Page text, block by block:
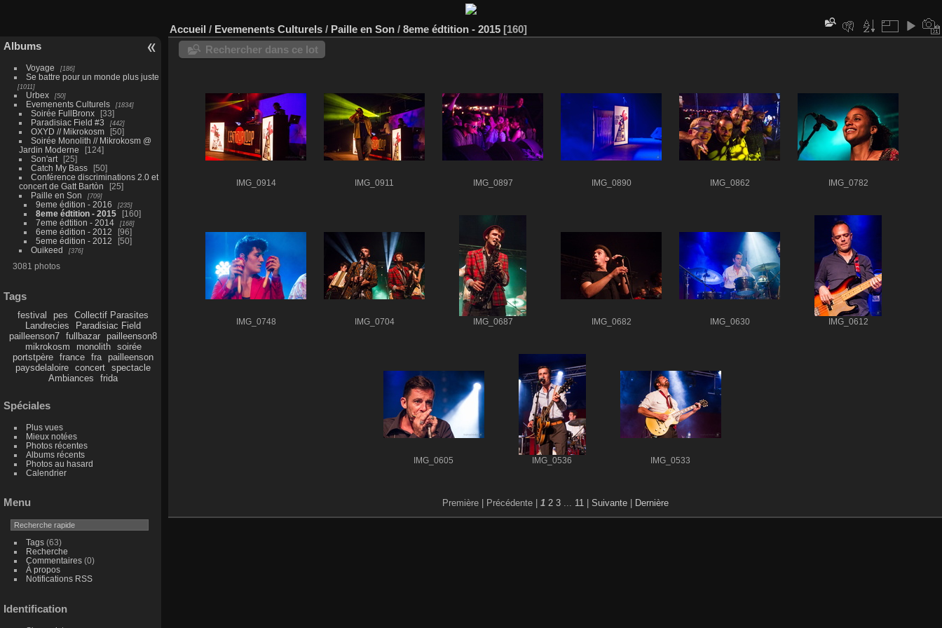
Albums
Voyage 186
Se battre pour un monde plus juste
1011
Urbex 50
Evemenents Culturels 1834
Soirée FullBronx
33
Paradisiac Field #3
442
OXYD // Mikrokosm
50
Soirée Monolith // Mikrokosm @
Jardin Moderne
124
Son'art
25
Catch My Bass
50
Conférence discriminations 2.0 et
concert de Gatt Bartòn
25
Paille en Son
709
9eme édition - 2016 235
8eme édtition - 2015
160
7eme édtition - 2014
168
6eme édition - 2012
96
5eme édition - 2012
50
Ouikeed
376
3081 photos
Tags
festival pes
Collectif Parasites
Landrecies
Paradisiac Field
pailleenson7
fullbazar
pailleenson8
mikrokosm
monolith
soirée
portstpère
france fra
pailleenson
paysdelaloire
concert
spectacle
Ambiances
frida
Spéciales
Plus vues
Mieux notées
Photos récentes
Albums récents
Photos au hasard
Calendrier
Menu
Tags(63)
Recherche
Commentaires(0)
À propos
Notifications RSS
Identification
Accueil / Evemenents Culturels / Paille en Son / 8eme édtition - 2015 160
Rechercher dans ce lot
IMG_0914 IMG_0911 IMG_0897 IMG_0890 IMG_0862 IMG_0782
IMG_0748 IMG_0704 IMG_0687 IMG_0682 IMG_0630 IMG_0612
IMG_0605 IMG_0536 IMG_0533
Première | Précédente | 1 2 3... 11 Suivante Dernière